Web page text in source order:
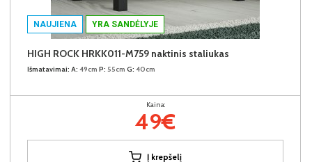
NAUJIENA YRA SANDĖLYJE
HIGH ROCK HRKK011-M759 naktinis staliukas
Išmatavimai: A: 49cm P: 55cm G: 40cm
Kaina:
49€
Į krepšelį